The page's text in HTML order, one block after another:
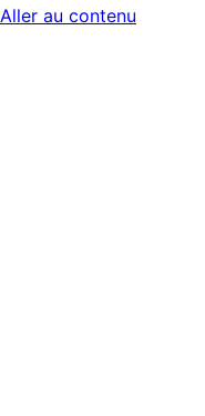
Aller au contenu